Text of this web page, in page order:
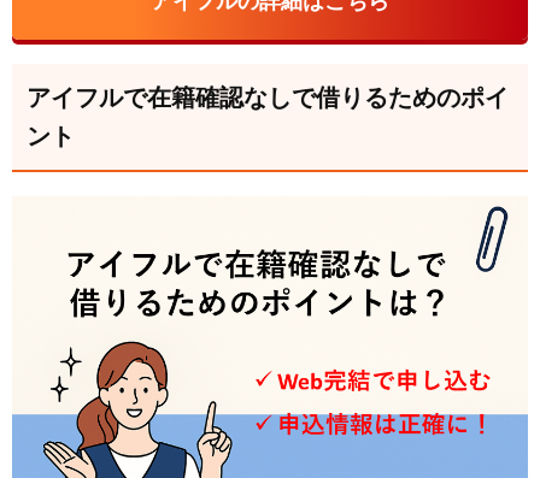
アイフルで在籍確認なしで借りるためのポイ
ント